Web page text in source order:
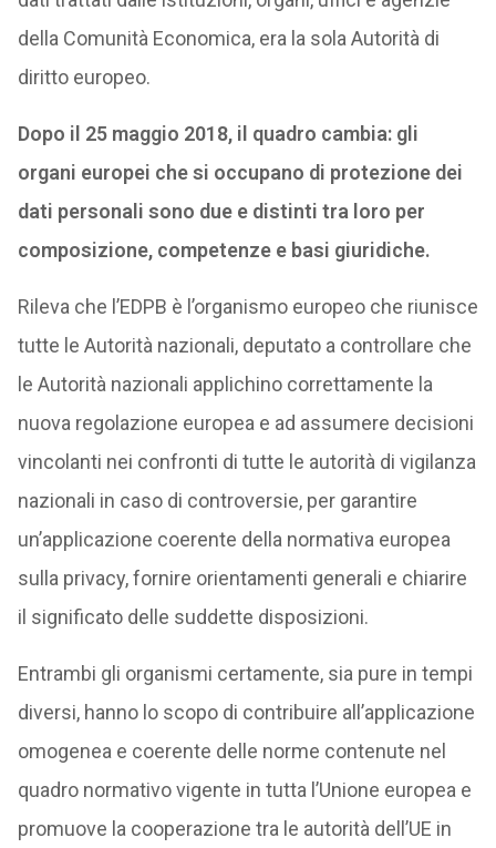
della Comunità Economica, era la sola Autorità di
diritto europeo.
Dopo il 25 maggio 2018, il quadro cambia: gli
organi europei che si occupano di protezione dei
dati personali sono due e distinti tra loro per
composizione, competenze e basi giuridiche.
Rileva che l’EDPB è l’organismo europeo che riunisce
tutte le Autorità nazionali, deputato a controllare che
le Autorità nazionali applichino correttamente la
nuova regolazione europea e ad assumere decisioni
vincolanti nei confronti di tutte le autorità di vigilanza
nazionali in caso di controversie, per garantire
un’applicazione coerente della normativa europea
sulla privacy, fornire orientamenti generali e chiarire
il significato delle suddette disposizioni.
Entrambi gli organismi certamente, sia pure in tempi
diversi, hanno lo scopo di contribuire all’applicazione
omogenea e coerente delle norme contenute nel
quadro normativo vigente in tutta l’Unione europea e
promuove la cooperazione tra le autorità dell’UE in